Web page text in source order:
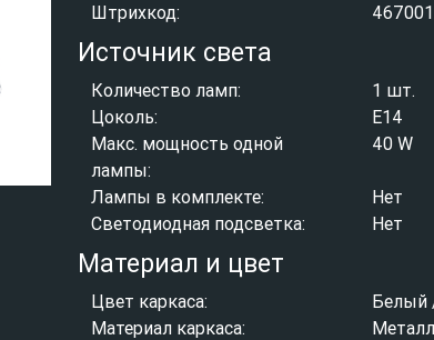
Штрихкод:
Источник света
Количество ламп:
1 шт.
Цоколь:
E14
Макс. мощность одной
лампы:
40 W
Лампы в комплекте:
Нет
Светодиодная подсветка:
Нет
Материал и цвет
Цвет каркаса:
Белый
Материал каркаса: